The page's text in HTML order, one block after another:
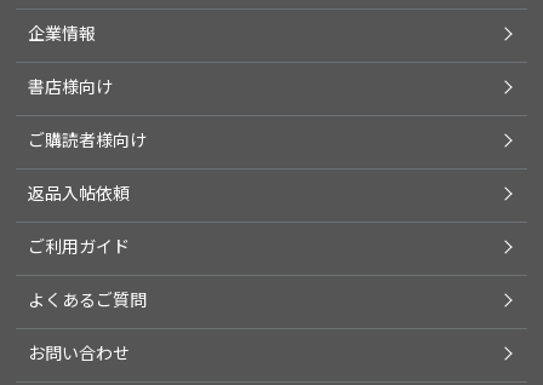
企業情報
書店様向け
ご購読者様向け
返品入帖依頼
ご利用ガイド
よくあるご質問
お問い合わせ